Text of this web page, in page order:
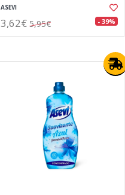
ASEVI
3,62€ 5,95€ - 39%